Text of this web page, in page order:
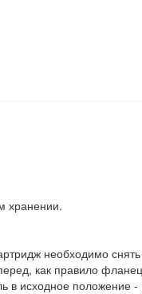
хранении.
необходимо
как правило
исходное положение -